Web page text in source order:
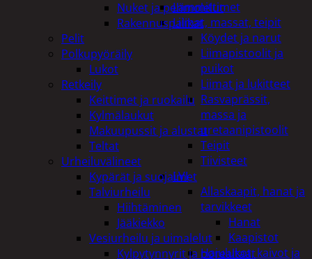
Lämmittimet
Liimat, massat, teipit
Köydet ja narut
Liimapistoolit ja
puikot
Liimat ja lukitteet
Rasvaprässit,
massa ja
uretaanipistoolit
Teipit
Tiivisteet
LVI
Allaskaapit, hanat ja
tarvikkeet
Hanat
Kaapistot
Hajulukot, kaivot ja
Nuket ja pehmolelut
Rakennuspalikat
Pelit
Polkupyöräily
Lukot
Retkeily
Keittimet ja ruokailu
Kylmälaukut
Makuupussit ja alustat
Teltat
Urheiluvälineet
Kypärät ja suojaimet
Talviurheilu
Hiihtäminen
Jääkiekko
Vesiurheilu ja uimalelut
Kylpytynnyrit ja porealtaat